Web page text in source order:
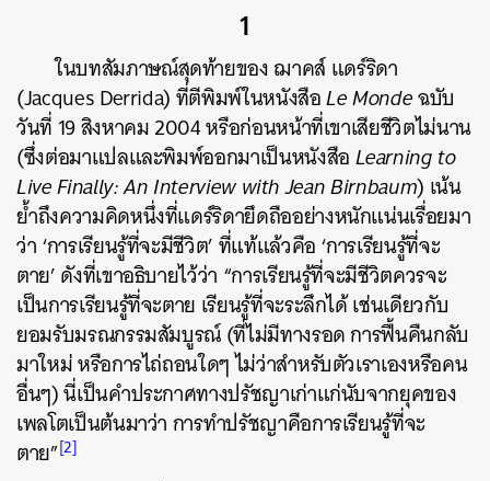
1
ในบทสัมภาษณ์สุดท้ายของ ฌาคส์ แดร์ริดา
(Jacques Derrida) ที่ตีพิมพ์ในหนังสือLe Mondeฉบับ
วันที่ 19 สิงหาคม 2004 หรือก่อนหน้าที่เขาเสียชีวิตไม่นาน
(ซึ่งต่อมาแปลและพิมพ์ออกมาเป็นหนังสือLearning to
Live Finally: An Interview with Jean Birnbaum) เน้น
ย้ำถึงความคิดหนึ่งที่แดร์ริดายึดถืออย่างหนักแน่นเรื่อยมา
ว่า ‘การเรียนรู้ที่จะมีชีวิต’ ที่แท้แล้วคือ ‘การเรียนรู้ที่จะ
ตาย’ ดังที่เขาอธิบายไว้ว่า “การเรียนรู้ที่จะมีชีวิตควรจะ
เป็นการเรียนรู้ที่จะตาย เรียนรู้ที่จะระลึกได้ เช่นเดียวกับ
ยอมรับมรณกรรมสัมบูรณ์ (ที่ไม่มีทางรอด การฟื้นคืนกลับ
มาใหม่ หรือการไถ่ถอนใดๆ ไม่ว่าสำหรับตัวเราเองหรือคน
อื่นๆ) นี่เป็นคำประกาศทางปรัชญาเก่าแก่นับจากยุคของ
เพลโตเป็นต้นมาว่า การทำปรัชญาคือการเรียนรู้ที่จะ
ตาย”[2]